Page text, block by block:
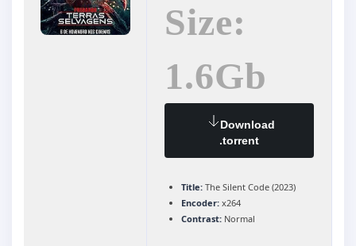
Size:
1.6Gb
Download
.torrent
Title: The Silent Code (2023)
Encoder: x264
Contrast: Normal